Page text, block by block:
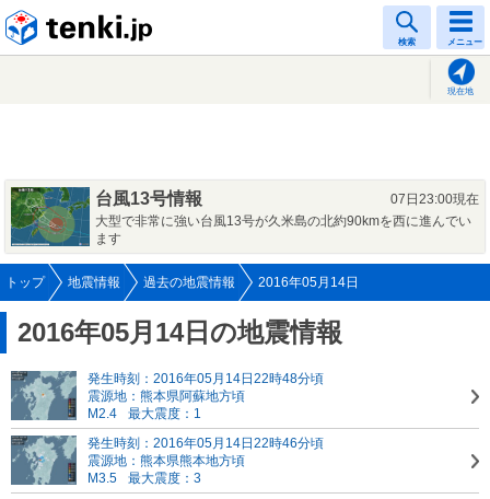
検索 メニュー
現在地
台風13号情報
07日23:00現在
大型で非常に強い台風13号が久米島の北約90kmを西に進んでい
ます
トップ 地震情報 過去の地震情報 2016年05月14日
2016年05月14日の地震情報
発生時刻：2016年05月14日22時48分頃
震源地：熊本県阿蘇地方頃
M2.4
最大震度：1
発生時刻：2016年05月14日22時46分頃
震源地：熊本県熊本地方頃
M3.5
最大震度：3